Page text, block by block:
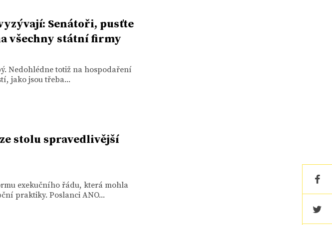
Senátoři, pusťte
všechny státní firmy
Nedohlédne totiž na hospodaření
jako jsou třeba...
stolu spravedlivější
exekučního řádu, která mohla
praktiky. Poslanci ANO...